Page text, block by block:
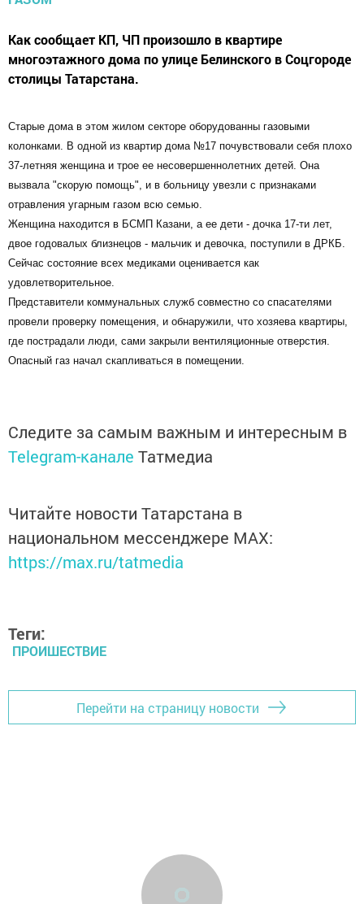
Как сообщает КП, ЧП произошло в квартире
многоэтажного дома по улице Белинского в Соцгороде
столицы Татарстана.
Старые дома в этом жилом секторе оборудованны газовыми
колонками. В одной из квартир дома №17 почувствовали себя плохо
37-летняя женщина и трое ее несовершеннолетних детей. Она
вызвала "скорую помощь", и в больницу увезли с признаками
отравления угарным газом всю семью.
Женщина находится в БСМП Казани, а ее дети - дочка 17-ти лет,
двое годовалых близнецов - мальчик и девочка, поступили в ДРКБ.
Сейчас состояние всех медиками оценивается как
удовлетворительное.
Представители коммунальных служб совместно со спасателями
провели проверку помещения, и обнаружили, что хозяева квартиры,
где пострадали люди, сами закрыли вентиляционные отверстия.
Опасный газ начал скапливаться в помещении.
Следите за самым важным и интересным в
Telegram-канале Татмедиа
Читайте новости Татарстана в
национальном мессенджере MАХ:
https://max.ru/tatmedia
Теги:
ПРОИШЕСТВИЕ
Перейти на страницу новости